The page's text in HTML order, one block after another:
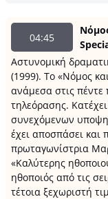
04:45
Αστυνομική
(1999). Το «Νόμος
ανάμεσα στις πέντε
τηλεόρασης.
συνεχόμενων
έχει αποσπάσει και
πρωταγωνίστρια
«Καλύτερης
ηθοποιός από τις
τέτοια ξεχωριστή